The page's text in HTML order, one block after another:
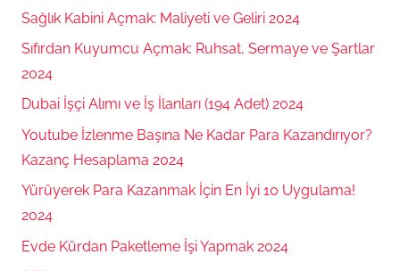
Sağlık Kabini Açmak: Maliyeti ve Geliri 2024
Sıfırdan Kuyumcu Açmak: Ruhsat, Sermaye ve Şartlar
2024
Dubai İşçi Alımı ve İş İlanları (194 Adet) 2024
Youtube İzlenme Başına Ne Kadar Para Kazandırıyor?
Kazanç Hesaplama 2024
Yürüyerek Para Kazanmak İçin En İyi 10 Uygulama!
2024
Evde Kürdan Paketleme İşi Yapmak 2024